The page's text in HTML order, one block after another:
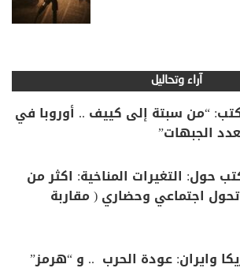
آراء وتحاليل
“من سبتة إلى كييف .. أوروبا في
الجبهات”
حول: التغيرات المناخية: اكثر من
اجتماعي وحضاري ( مقاربة
وايران: عودة الحرب .. و “هرمز”